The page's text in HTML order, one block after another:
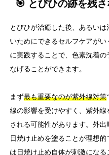
🎯 とびひの跡を残
とびひが治癒した後、あるい
いためにできるセルフケアが
に実践することで、色素沈着
なげることができます。
まず最も重要なのが紫外線対策
線の影響を受けやすく、紫外
される可能性があります。外
日焼け止めを塗ることが理想
は日焼け止め自体が刺激にな